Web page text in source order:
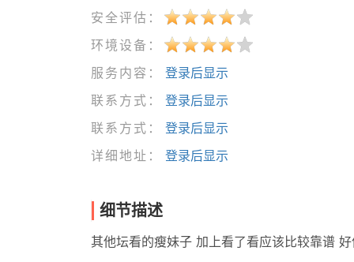
安全评估：
环境设备：
服务内容：
登录后显示
联系方式：
登录后显示
联系方式：
登录后显示
详细地址：
登录后显示
细节描述
其他坛看的瘦妹子 加上看了看应该比较靠谱